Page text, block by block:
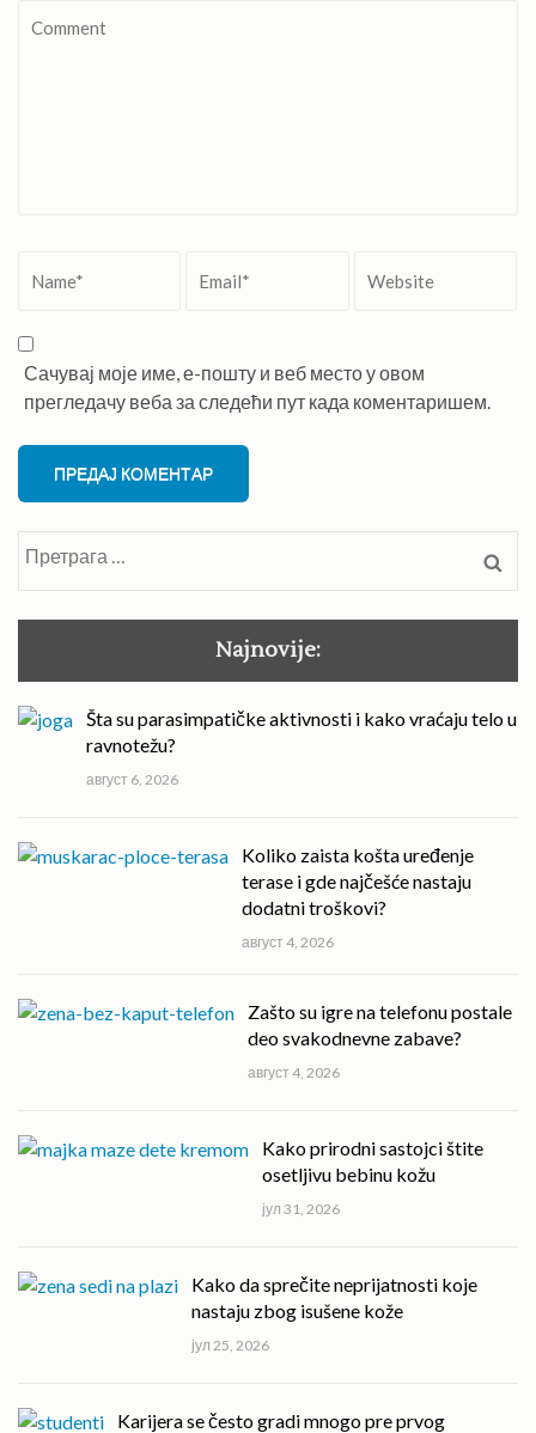
Сачувај моје име, е-пошту и веб место у овом
прегледачу веба за следећи пут када коментаришем.
Najnovije:
Šta su parasimpatičke aktivnosti i kako vraćaju telo u
ravnotežu?
август 6, 2026
Koliko zaista košta uređenje
terase i gde najčešće nastaju
dodatni troškovi?
август 4, 2026
Zašto su igre na telefonu postale
deo svakodnevne zabave?
август 4, 2026
Kako prirodni sastojci štite
osetljivu bebinu kožu
јул 31, 2026
Kako da sprečite neprijatnosti koje
nastaju zbog isušene kože
јул 25, 2026
Karijera se često gradi mnogo pre prvog